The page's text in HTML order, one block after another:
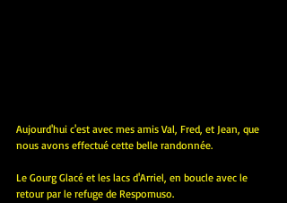
Aujourd'hui c'est avec mes amis Val, Fred, et Jean, que
nous avons effectué cette belle randonnée.
Le Gourg Glacé et les lacs d'Arriel, en boucle avec le
retour par le refuge de Respomuso.